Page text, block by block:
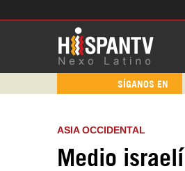
SÍGANOS EN
ASIA OCCIDENTAL
Medio